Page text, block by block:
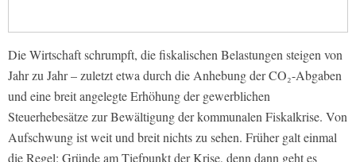
Die Wirtschaft schrumpft, die fiskalischen Belastungen steigen von
Jahr zu Jahr – zuletzt etwa durch die Anhebung der CO₂-Abgaben
und eine breit angelegte Erhöhung der gewerblichen
Steuerhebesätze zur Bewältigung der kommunalen Fiskalkrise. Von
Aufschwung ist weit und breit nichts zu sehen. Früher galt einmal
die Regel: Gründe am Tiefpunkt der Krise, denn dann geht es